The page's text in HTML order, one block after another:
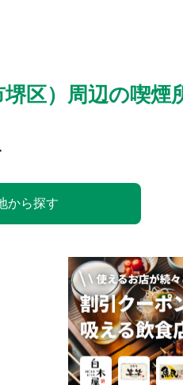
区）周辺の喫
から探す